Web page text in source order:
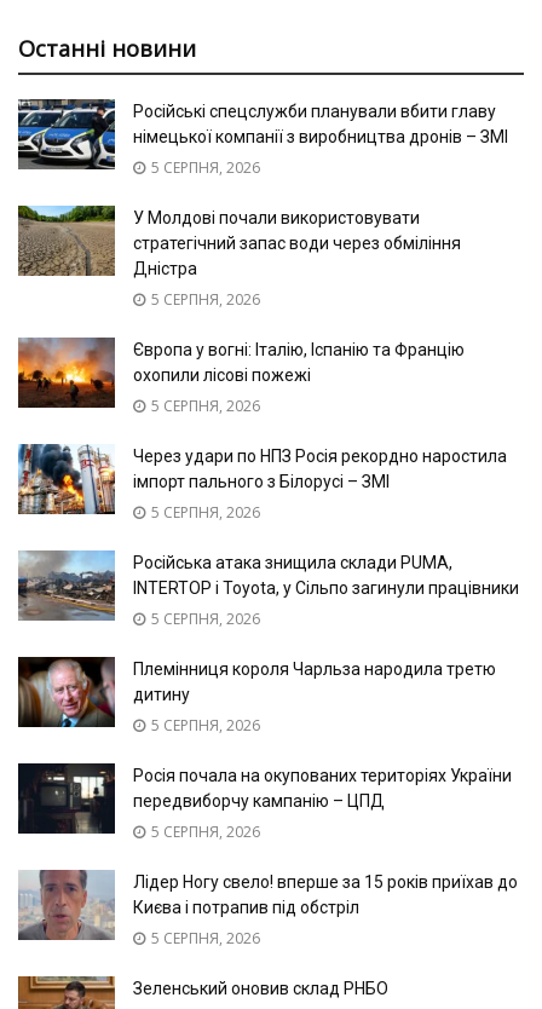
Останні новини
Російські спецслужби планували вбити главу
німецької компанії з виробництва дронів – ЗМІ
5 СЕРПНЯ, 2026
У Молдові почали використовувати
стратегічний запас води через обміління
Дністра
5 СЕРПНЯ, 2026
Європа у вогні: Італію, Іспанію та Францію
охопили лісові пожежі
5 СЕРПНЯ, 2026
Через удари по НПЗ Росія рекордно наростила
імпорт пального з Білорусі – ЗМІ
5 СЕРПНЯ, 2026
Російська атака знищила склади PUMA,
INTERTOP і Toyota, у Сільпо загинули працівники
5 СЕРПНЯ, 2026
Племінниця короля Чарльза народила третю
дитину
5 СЕРПНЯ, 2026
Росія почала на окупованих територіях України
передвиборчу кампанію – ЦПД
5 СЕРПНЯ, 2026
Лідер Ногу свело! вперше за 15 років приїхав до
Києва і потрапив під обстріл
5 СЕРПНЯ, 2026
Зеленський оновив склад РНБО